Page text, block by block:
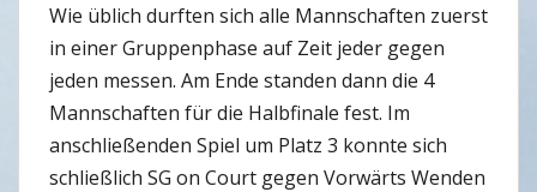
Wie üblich durften sich alle Mannschaften zuerst
in einer Gruppenphase auf Zeit jeder gegen
jeden messen. Am Ende standen dann die 4
Mannschaften für die Halbfinale fest. Im
anschließenden Spiel um Platz 3 konnte sich
schließlich SG on Court gegen Vorwärts Wenden